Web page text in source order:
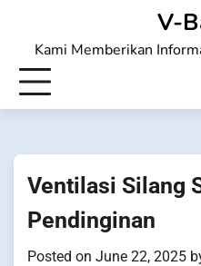
content
V-
Kami Memberikan
Ventilasi Silang
Pendinginan
Posted on June 22, 2025